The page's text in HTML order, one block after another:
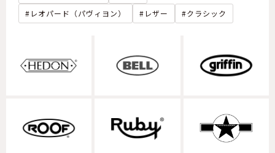
レオパード（パヴィヨン）
レザー クラシック